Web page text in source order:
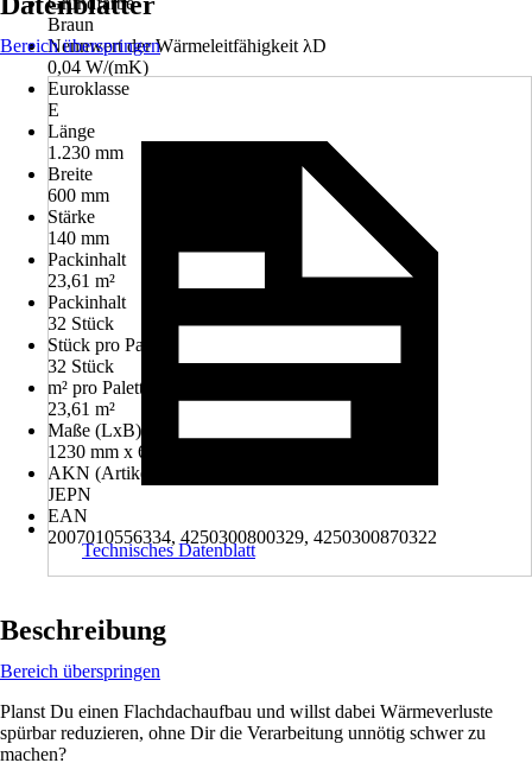
Braun
Nennwert der Wärmeleitfähigkeit λD
0,04 W/(mK)
Euroklasse
E
Länge
1.230 mm
Breite
600 mm
Stärke
140 mm
Packinhalt
23,61 m²
Packinhalt
32 Stück
Stück pro Palette
32 Stück
m² pro Palette
23,61 m²
Maße (LxB)
1230 mm x 600 mm
AKN (Artikelkurznummer)
JEPN
EAN
2007010556334, 4250300800329, 4250300870322
Bereich überspringen
Technisches Datenblatt
Beschreibung
Bereich überspringen
Planst Du einen Flachdachaufbau und willst dabei Wärmeverluste
spürbar reduzieren, ohne Dir die Verarbeitung unnötig schwer zu
machen?